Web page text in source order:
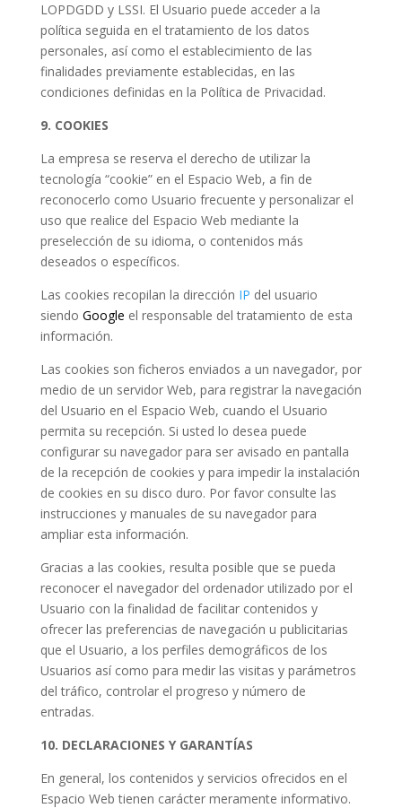
LOPDGDD y LSSI. El Usuario puede acceder a la
política seguida en el tratamiento de los datos
personales, así como el establecimiento de las
finalidades previamente establecidas, en las
condiciones definidas en la Política de Privacidad.
9. COOKIES
La empresa se reserva el derecho de utilizar la
tecnología “cookie” en el Espacio Web, a fin de
reconocerlo como Usuario frecuente y personalizar el
uso que realice del Espacio Web mediante la
preselección de su idioma, o contenidos más
deseados o específicos.
Las cookies recopilan la dirección IP del usuario
siendo Google el responsable del tratamiento de esta
información.
Las cookies son ficheros enviados a un navegador, por
medio de un servidor Web, para registrar la navegación
del Usuario en el Espacio Web, cuando el Usuario
permita su recepción. Si usted lo desea puede
configurar su navegador para ser avisado en pantalla
de la recepción de cookies y para impedir la instalación
de cookies en su disco duro. Por favor consulte las
instrucciones y manuales de su navegador para
ampliar esta información.
Gracias a las cookies, resulta posible que se pueda
reconocer el navegador del ordenador utilizado por el
Usuario con la finalidad de facilitar contenidos y
ofrecer las preferencias de navegación u publicitarias
que el Usuario, a los perfiles demográficos de los
Usuarios así como para medir las visitas y parámetros
del tráfico, controlar el progreso y número de
entradas.
10. DECLARACIONES Y GARANTÍAS
En general, los contenidos y servicios ofrecidos en el
Espacio Web tienen carácter meramente informativo.